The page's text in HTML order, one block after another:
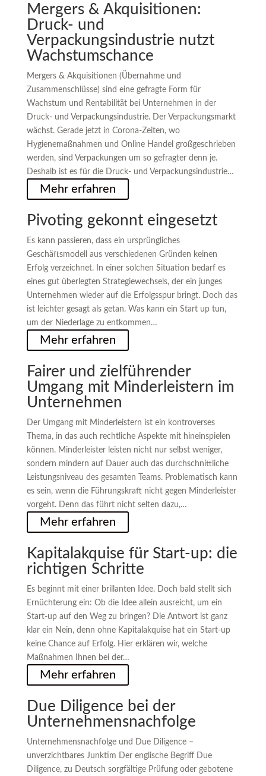
Mergers & Akquisitionen:
Druck- und
Verpackungsindustrie nutzt
Wachstumschance
Mergers & Akquisitionen (Übernahme und
Zusammenschlüsse) sind eine gefragte Form für
Wachstum und Rentabilität bei Unternehmen in der
Druck- und Verpackungsindustrie. Der Verpackungsmarkt
wächst. Gerade jetzt in Corona-Zeiten, wo
Hygienemaßnahmen und Online Handel großgeschrieben
werden, sind Verpackungen um so gefragter denn je.
Deshalb ist es für die Druck- und Verpackungsindustrie…
Mehr erfahren
Pivoting gekonnt eingesetzt
Es kann passieren, dass ein ursprüngliches
Geschäftsmodell aus verschiedenen Gründen keinen
Erfolg verzeichnet. In einer solchen Situation bedarf es
eines gut überlegten Strategiewechsels, der ein junges
Unternehmen wieder auf die Erfolgsspur bringt. Doch das
ist leichter gesagt als getan. Was kann ein Start up tun,
um der Niederlage zu entkommen…
Mehr erfahren
Fairer und zielführender
Umgang mit Minderleistern im
Unternehmen
Der Umgang mit Minderleistern ist ein kontroverses
Thema, in das auch rechtliche Aspekte mit hineinspielen
können. Minderleister leisten nicht nur selbst weniger,
sondern mindern auf Dauer auch das durchschnittliche
Leistungsniveau des gesamten Teams. Problematisch kann
es sein, wenn die Führungskraft nicht gegen Minderleister
vorgeht. Denn das führt nicht selten dazu,…
Mehr erfahren
Kapitalakquise für Start-up: die
richtigen Schritte
Es beginnt mit einer brillanten Idee. Doch bald stellt sich
Ernüchterung ein: Ob die Idee allein ausreicht, um ein
Start-up auf den Weg zu bringen? Die Antwort ist ganz
klar ein Nein, denn ohne Kapitalakquise hat ein Start-up
keine Chance auf Erfolg. Hier erklären wir, welche
Maßnahmen Ihnen bei der…
Mehr erfahren
Due Diligence bei der
Unternehmensnachfolge
Unternehmensnachfolge und Due Diligence –
unverzichtbares Junktim Der englische Begriff Due
Diligence, zu Deutsch sorgfältige Prüfung oder gebotene